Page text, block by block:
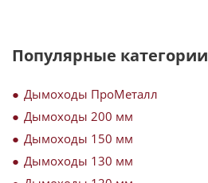
Популярные категории
Дымоходы ПроМеталл
Дымоходы 200 мм
Дымоходы 150 мм
Дымоходы 130 мм